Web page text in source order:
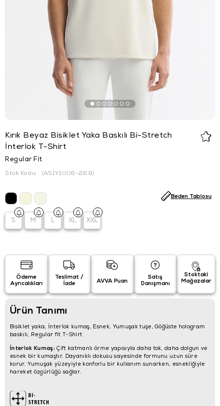
Kırık Beyaz Bisiklet Yaka Baskılı Bi-Stretch
İnterlok T-Shirt
Regular Fit
Stok Kodu (A51Y1006-269)
S M L XL XXL
Beden Tablosu
Ödeme
Ayrıcalıkları
Teslimat /
İade
AVVA Puan
Satış
Danışmanı
Stoktaki
Mağazalar
Ürün Tanımı
Bisiklet yaka, İnterlok kumaş, Esnek, Yumuşak tuşe, Göğüste hologram
baskılı, Regular fit T-Shirt
İnterlok Kumaş:Çift katmanlı örme yapısıyla daha tok, daha dolgun ve
esnek bir kumaştır. Dayanıklı dokusu sayesinde formunu uzun süre
korur. Yumuşak yüzeyiyle konforlu bir kullanım sunarken, esnekliğiyle
hareket özgürlüğü sağlar.